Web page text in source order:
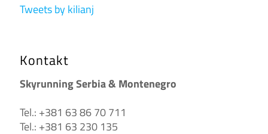
Tweets by kilianj
Kontakt
Skyrunning Serbia & Montenegro
Tel.: +381 63 86 70 711
Tel.: +381 63 230 135